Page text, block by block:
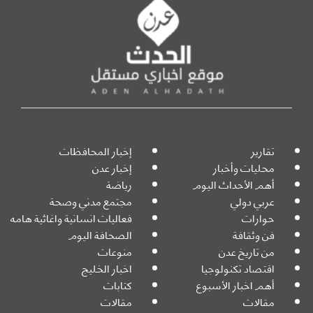
تقارير إخبار المحافظات
محليات وأخبار إخبار عدن
أهم الأحداث اليوم رياضة
عربي دولي مجتمع مدني وصحة
حوارات فعاليات انسانية واغاثية هامه
فن وثقافة الصحافة اليوم
من تاريخ عدن منوعات
اقتصاد تكنولوجيا اخبار الخليج
أهم اخبار الأسبوع كتابات
مقالات مقالات